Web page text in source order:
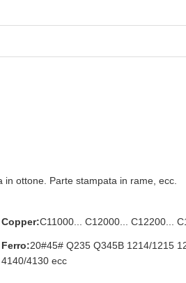
ottone. Parte stampata in rame, ecc.
Copper:C11000... C12000... C12200...
Ferro:20#45# Q235 Q345B 1214/1215
4140/4130 ecc